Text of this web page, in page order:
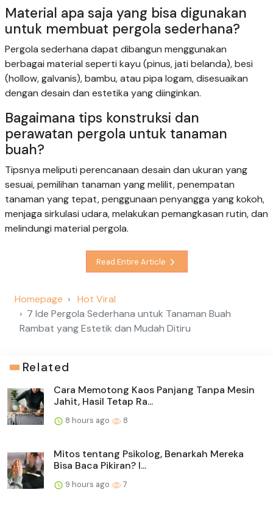
Material apa saja yang bisa digunakan
untuk membuat pergola sederhana?
Pergola sederhana dapat dibangun menggunakan
berbagai material seperti kayu (pinus, jati belanda), besi
(hollow, galvanis), bambu, atau pipa logam, disesuaikan
dengan desain dan estetika yang diinginkan.
Bagaimana tips konstruksi dan
perawatan pergola untuk tanaman
buah?
Tipsnya meliputi perencanaan desain dan ukuran yang
sesuai, pemilihan tanaman yang melilit, penempatan
tanaman yang tepat, penggunaan penyangga yang kokoh,
menjaga sirkulasi udara, melakukan pemangkasan rutin, dan
melindungi material pergola.
Read Entire Article
Homepage
Hot Viral
7 Ide Pergola Sederhana untuk Tanaman Buah
Rambat yang Estetik dan Mudah Ditiru
Related
Cara Memotong Kaos Panjang Tanpa Mesin
Jahit, Hasil Tetap Ra...
8 hours ago 8
Mitos tentang Psikolog, Benarkah Mereka
Bisa Baca Pikiran? I...
9 hours ago 7